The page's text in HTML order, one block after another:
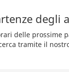
degli
delle prossime
tramite il